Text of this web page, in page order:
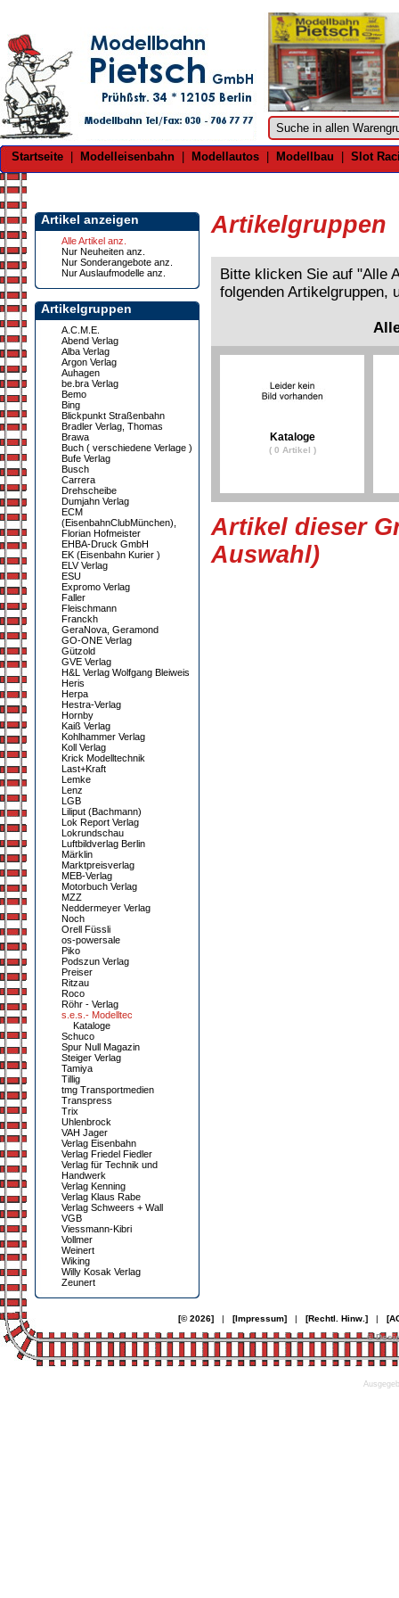
Startseite Modelleisenbahn Modellautos Modellbau Slot
Artikel anzeigen
Alle Artikel anz.
Nur Neuheiten anz.
Nur Sonderangebote anz.
Nur Auslaufmodelle anz.
Artikelgruppen
A.C.M.E.
Abend Verlag
Alba Verlag
Argon Verlag
Auhagen
be.bra Verlag
Bemo
Bing
Blickpunkt Straßenbahn
Bradler Verlag, Thomas
Brawa
Buch ( verschiedene Verlage )
Bufe Verlag
Busch
Carrera
Drehscheibe
Dumjahn Verlag
ECM
(EisenbahnClubMünchen),
Florian Hofmeister
EHBA-Druck GmbH
EK (Eisenbahn Kurier )
ELV Verlag
ESU
Expromo Verlag
Faller
Fleischmann
Franckh
GeraNova, Geramond
GO-ONE Verlag
Gützold
GVE Verlag
H&L Verlag Wolfgang Bleiweis
Heris
Herpa
Hestra-Verlag
Hornby
Kaiß Verlag
Kohlhammer Verlag
Koll Verlag
Krick Modelltechnik
Last+Kraft
Lemke
Lenz
LGB
Liliput (Bachmann)
Lok Report Verlag
Lokrundschau
Luftbildverlag Berlin
Märklin
Marktpreisverlag
MEB-Verlag
Motorbuch Verlag
MZZ
Neddermeyer Verlag
Noch
Orell Füssli
os-powersale
Piko
Podszun Verlag
Preiser
Ritzau
Roco
Röhr - Verlag
s.e.s.- Modelltec
Kataloge
Schuco
Spur Null Magazin
Steiger Verlag
Tamiya
Tillig
tmg Transportmedien
Transpress
Trix
Uhlenbrock
VAH Jager
Verlag Eisenbahn
Verlag Friedel Fiedler
Verlag für Technik und
Handwerk
Verlag Kenning
Verlag Klaus Rabe
Verlag Schweers + Wall
VGB
Viessmann-Kibri
Vollmer
Weinert
Wiking
Willy Kosak Verlag
Zeunert
Artikelgruppen
Bitte klicken Sie auf "Alle
folgenden Artikelgruppen,
Kataloge
( 0 Artikel )
Artikel dieser
Auswahl)
[© 2026]| [Impressum]| [Rechtl. Hinw.]|
©